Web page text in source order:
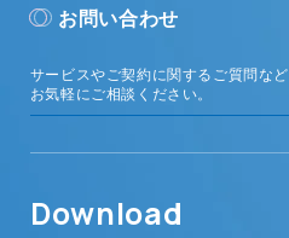
お問い合わせ
サービスやご契約に関するご質問など
お気軽にご相談ください。
Download